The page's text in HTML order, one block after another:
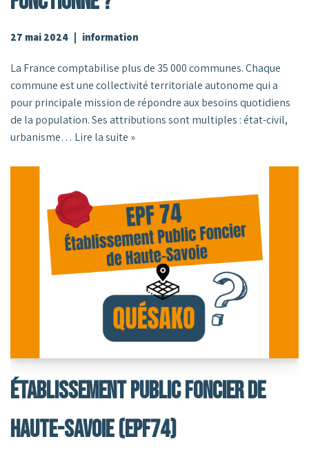
27 mai 2024 information
La France comptabilise plus de 35 000 communes. Chaque
commune est une collectivité territoriale autonome qui a
pour principale mission de répondre aux besoins quotidiens
de la population. Ses attributions sont multiples : état-civil,
urbanisme… Lire la suite »
Établissement Public Foncier De
Haute-Savoie (EPF74)